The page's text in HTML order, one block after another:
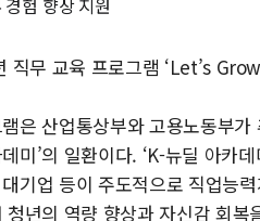
경험 향상 지원
직무 교육 프로그램 ‘Let’s
은 산업통상부와 고용노동부가
미’의 일환이다. ‘K-뉴딜 아카데
기업 등이 주도적으로 직업능
청년의 역량 향상과 자신감 회복